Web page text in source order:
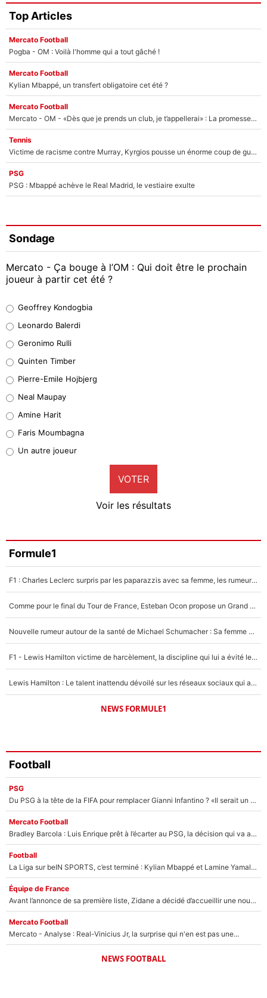
Top Articles
Mercato Football
Pogba - OM : Voilà l'homme qui a tout gâché !
Mercato Football
Kylian Mbappé, un transfert obligatoire cet été ?
Mercato Football
Mercato - OM - «Dès que je prends un club, je t’appellerai» : La promesse de Marcelino au moment de claquer la porte
Tennis
Victime de racisme contre Murray, Kyrgios pousse un énorme coup de gueule !
PSG
PSG : Mbappé achève le Real Madrid, le vestiaire exulte
Sondage
Mercato - Ça bouge à l’OM : Qui doit être le prochain
joueur à partir cet été ?
38%
32%
4%
1%
9%
Faris Moumbagna
4%
Un autre joueur
5%
Geoffrey Kondogbia
Leonardo Balerdi
Geronimo Rulli
Quinten Timber
Pierre-Emile Hojbjerg
Neal Maupay
Amine Harit
Faris Moumbagna
Un autre joueur
VOTER
Voir les résultats
Formule1
F1 : Charles Leclerc surpris par les paparazzis avec sa femme, les rumeurs étaient vraies !
Comme pour le final du Tour de France, Esteban Ocon propose un Grand Prix de Formule 1 à Paris : «Autour de l’Arc de Triomphe, ce serait génial» !
Nouvelle rumeur autour de la santé de Michael Schumacher : Sa femme Corinna sort du silence
F1 - Lewis Hamilton victime de harcèlement, la discipline qui lui a évité le pire : «J'aurais probablement mal tourné»
Lewis Hamilton : Le talent inattendu dévoilé sur les réseaux sociaux qui a impressionné Kim Kardashian pendant leurs vacances en amoureux !
NEWS FORMULE1
Football
PSG
Du PSG à la tête de la FIFA pour remplacer Gianni Infantino ? «Il serait un mauvais président», le patron de la Liga s'attaque à Nasser Al-Khelaïfi !
Mercato Football
Bradley Barcola : Luis Enrique prêt à l’écarter au PSG, la décision qui va accélérer son transfert à Liverpool ?
Football
La Liga sur beIN SPORTS, c’est terminé : Kylian Mbappé et Lamine Yamal changent de chaîne, «le moment était venu d'ouvrir un nouveau chapitre»
Équipe de France
Avant l’annonce de sa première liste, Zidane a décidé d’accueillir une nouvelle tête en équipe de France
Mercato Football
Mercato - Analyse : Real-Vinicius Jr, la surprise qui n'en est pas une...
NEWS FOOTBALL